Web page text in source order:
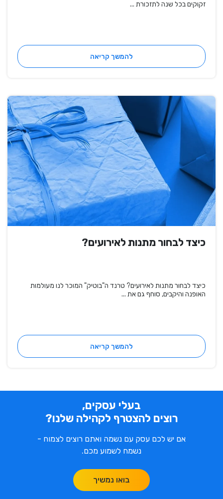
זקוקים בכל שנה לתזכורת ...
להמשך קריאה
כיצד לבחור מתנות לאירועים?
כיצד לבחור מתנות לאירועים? טרנד ה"בוטיק" המוכר לנו מעולמות
האופנה והיקבים, סוחף גם את ...
להמשך קריאה
בעלי עסקים,
רוצים להצטרף לקהילה שלנו?
אם יש לכם עסק עם נשמה ואתם רוצים לצמוח -
נשמח לשמוע מכם.
בואו נמשיך